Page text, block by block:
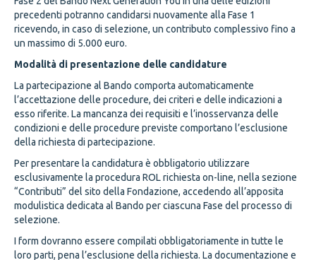
precedenti potranno candidarsi nuovamente alla Fase 1
ricevendo, in caso di selezione, un contributo complessivo fino a
un massimo di 5.000 euro.
Modalità di presentazione delle candidature
La partecipazione al Bando comporta automaticamente
l’accettazione delle procedure, dei criteri e delle indicazioni a
esso riferite. La mancanza dei requisiti e l’inosservanza delle
condizioni e delle procedure previste comportano l’esclusione
della richiesta di partecipazione.
Per presentare la candidatura è obbligatorio utilizzare
esclusivamente la procedura ROL richiesta on-line, nella sezione
“Contributi” del sito della Fondazione, accedendo all’apposita
modulistica dedicata al Bando per ciascuna Fase del processo di
selezione.
I form dovranno essere compilati obbligatoriamente in tutte le
loro parti, pena l’esclusione della richiesta. La documentazione e